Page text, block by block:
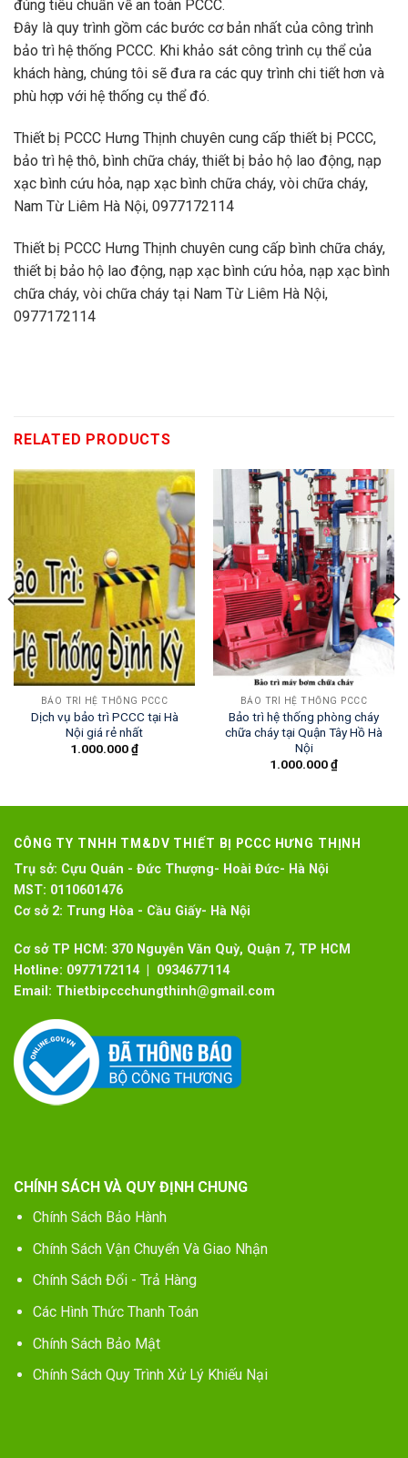
đúng tiêu chuẩn về an toàn PCCC.
Đây là quy trình gồm các bước cơ bản nhất của công trình
bảo trì hệ thống PCCC. Khi khảo sát công trình cụ thể của
khách hàng, chúng tôi sẽ đưa ra các quy trình chi tiết hơn và
phù hợp với hệ thống cụ thể đó.
Thiết bị PCCC Hưng Thịnh chuyên cung cấp thiết bị PCCC,
bảo trì hệ thô, bình chữa cháy, thiết bị bảo hộ lao động, nạp
xạc bình cứu hỏa, nạp xạc bình chữa cháy, vòi chữa cháy,
Nam Từ Liêm Hà Nội, 0977172114
Thiết bị PCCC Hưng Thịnh chuyên cung cấp bình chữa cháy,
thiết bị bảo hộ lao động, nạp xạc bình cứu hỏa, nạp xạc bình
chữa cháy, vòi chữa cháy tại Nam Từ Liêm Hà Nội,
0977172114
RELATED PRODUCTS
BẢO TRÌ HỆ THỐNG PCCC
Dịch vụ bảo trì PCCC tại Hà
Nội giá rẻ nhất
1.000.000₫
BẢO TRÌ HỆ THỐNG PCCC
Bảo trì hệ thống phòng cháy
chữa cháy tại Quận Tây Hồ Hà
Nội
1.000.000₫
CÔNG TY TNHH TM&DV THIẾT BỊ PCCC HƯNG THỊNH
Trụ sở: Cựu Quán - Đức Thượng- Hoài Đức- Hà Nội
MST: 0110601476
Cơ sở 2: Trung Hòa - Cầu Giấy- Hà Nội
Cơ sở TP HCM: 370 Nguyễn Văn Quỳ, Quận 7, TP HCM
Hotline: 0977172114 | 0934677114
Email: Thietbipccchungthinh@gmail.com
CHÍNH SÁCH VÀ QUY ĐỊNH CHUNG
Chính Sách Bảo Hành
Chính Sách Vận Chuyển Và Giao Nhận
Chính Sách Đổi - Trả Hàng
Các Hình Thức Thanh Toán
Chính Sách Bảo Mật
Chính Sách Quy Trình Xử Lý Khiếu Nại